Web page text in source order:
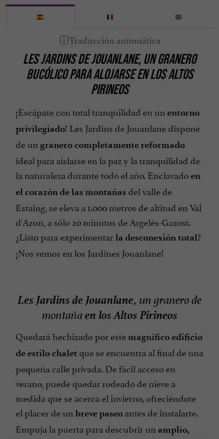
LES JARDINS DE JOUANLANE, UN GRANERO
BUCÓLICO PARA ALOJARSE EN LOS ALTOS
PIRINEOS
¡Escápate con total tranquilidad en un entorno
privilegiado! Les Jardins de Jouanlane dispone
de un granero completamente reformado
ideal para aislarse en la paz y la tranquilidad de
la naturaleza durante todo el año. Enclavadoen
el corazón de las montañas del valle de
Estaing, se eleva a 1.000 metros de altitud en Val
d'Azun, a sólo 20 minutos de Argelès-Gazost.
¿Listo para experimentarla desconexión total?
¡Nos vemos en los Jardines Jouanlane!
Les Jardins de Jouanlane, un granero de
montaña en los Altos Pirineos
Quedará hechizado por este magnífico edificio
de estilo chalet que se encuentra al final de una
pequeña calle privada. De fácil acceso en
verano, puede quedar rodeado de nieve a
medida que se acerca el invierno, ofreciéndote
el placer de un breve paseo antes de instalarte.
Empuja la puerta para descubrir un amplio,